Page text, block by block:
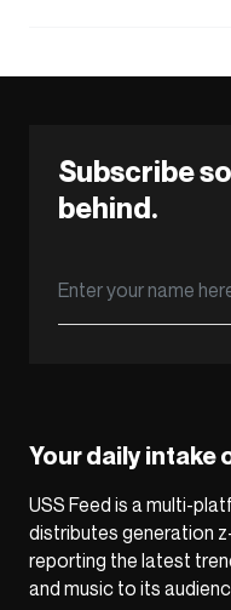
Subscribe
behind.
Your daily intake
USS Feed is a multi-
distributes generation
reporting the latest
and music to its